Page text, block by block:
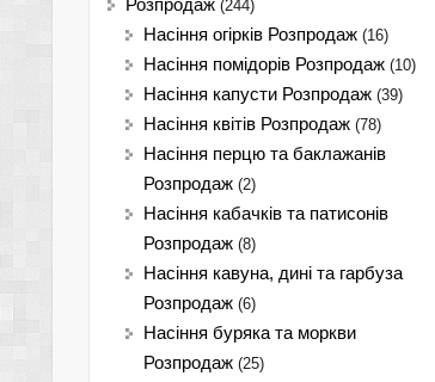
Розпродаж (244)
Насіння огірків Розпродаж (16)
Насіння помідорів Розпродаж (10)
Насіння капусти Розпродаж (39)
Насіння квітів Розпродаж (78)
Насіння перцю та баклажанів
Розпродаж (2)
Насіння кабачків та патисонів
Розпродаж (8)
Насіння кавуна, дині та гарбуза
Розпродаж (6)
Насіння буряка та моркви
Розпродаж (25)